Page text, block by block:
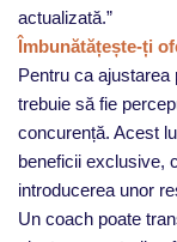
actualizată.”
Îmbunătățește-ți
Pentru ca
trebuie să fie
concurență. Acest
beneficii exclusive,
introducerea unor
Un coach poate